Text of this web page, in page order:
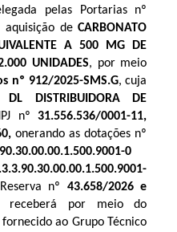
pelas Portarias nº
aquisição deCARBONATO
A 500 MG DE
UNIDADES, por meio
nº 912/2025-SMS.G, cuja
DL DISTRIBUIDORA DE
nº31.556.536/0001-11,
,onerando as dotações nº
0
nº 43.658/2026 e
receberá por meio do
ao Grupo Técnico